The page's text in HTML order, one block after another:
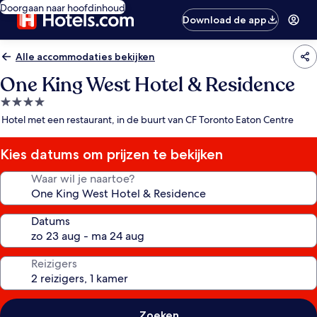
Doorgaan naar hoofdinhoud
Download de app
Alle accommodaties bekijken
One King West Hotel & Residence
4.0-
sterrenaccommodatie
Hotel met een restaurant, in de buurt van CF Toronto Eaton Centre
Kies datums om prijzen te bekijken
Waar wil je naartoe?
Datums
Reizigers